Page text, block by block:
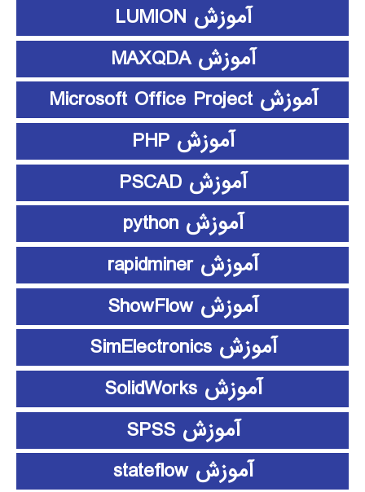
آموزش LUMION
آموزش MAXQDA
آموزش Microsoft Office Project
آموزش PHP
آموزش PSCAD
آموزش python
آموزش rapidminer
آموزش ShowFlow
آموزش SimElectronics
آموزش SolidWorks
آموزش SPSS
آموزش stateflow